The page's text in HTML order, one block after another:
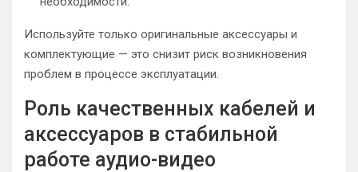
Используйте только оригинальные аксессуары и
комплектующие — это снизит риск возникновения
проблем в процессе эксплуатации.
Роль качественных кабелей и
аксессуаров в стабильной
работе аудио-видео